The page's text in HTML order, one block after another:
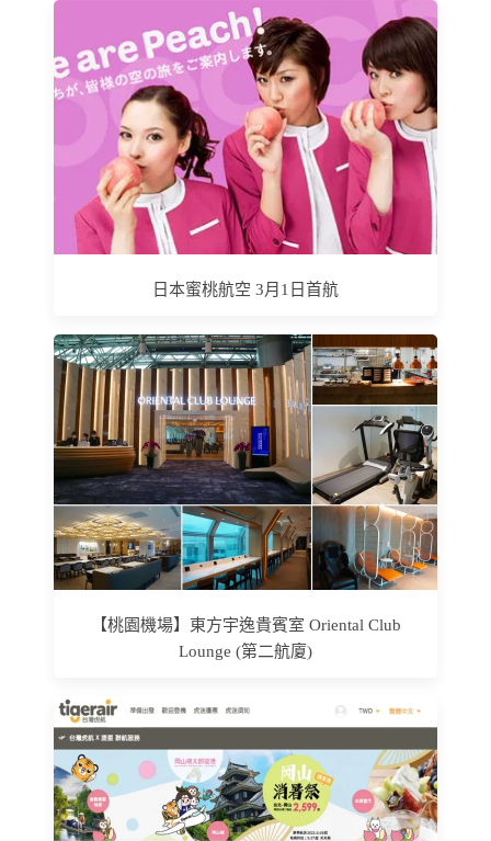
日本蜜桃航空 3月1日首航
【桃園機場】東方宇逸貴賓室 Oriental Club
Lounge (第二航廈)